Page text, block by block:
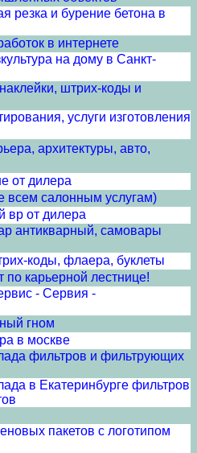
резка и бурение бетона в
в интернете
на дому в Санкт-
штрих-коды и
услуги изготовления
архитектуры, авто,
от дилера
всем салонным услугам)
вр от дилера
антикварный, самовары
коды, флаера, буклеты
карьерной лестнице!
- Сервия -
гном
в москве
фильтров и фильтрующих
в Екатеринбурге фильтров
пакетов с логотипом